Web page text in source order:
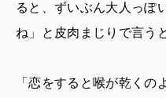
ると、ずいぶん大人っぽ
ね」と皮肉まじりで言うと
「恋をすると喉が乾く